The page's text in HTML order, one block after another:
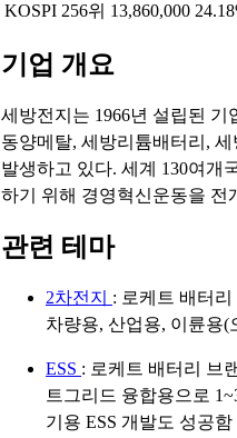
KOSPI 256위 13,860,000
기업 개요
세방전지는 1966년 설립된
동양메탈, 세방리튬배터리,
발생하고 있다. 세계 130여개
하기 위해 경영혁신운동을 전
관련 테마
2차전지 : 로케트 배터
차량용, 산업용, 이륜용
ESS : 로케트 배터리 브
트그리드 융합용으로
기용 ESS 개발도 성공함